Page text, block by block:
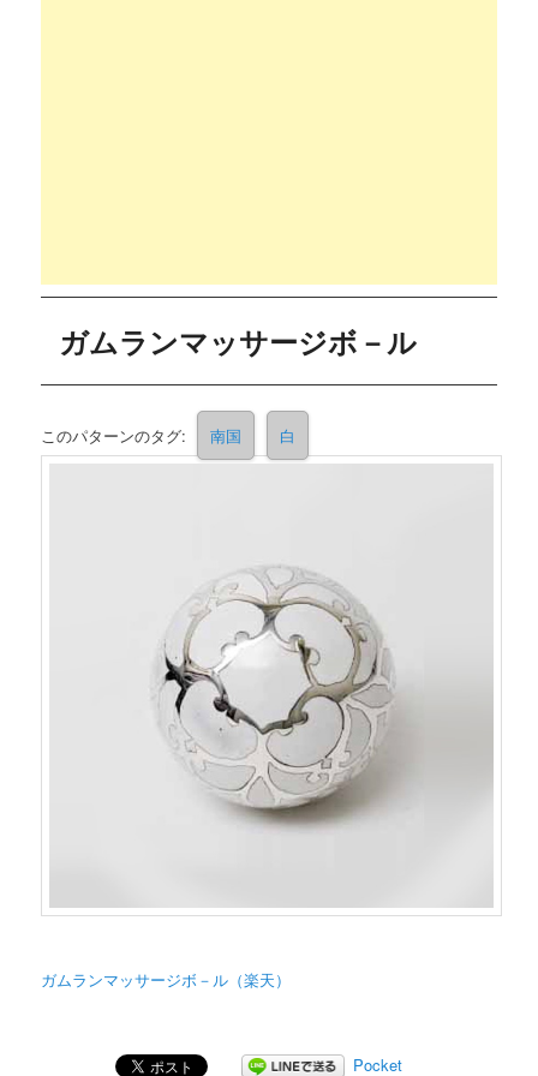
ガムランマッサージボ－ル
このパターンのタグ: 南国 白
ガムランマッサージボ－ル（楽天）
Pocket